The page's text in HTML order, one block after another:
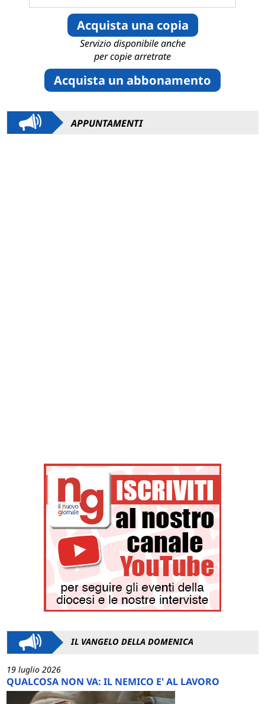
Acquista una copia
Servizio disponibile anche
per copie arretrate
Acquista un abbonamento
APPUNTAMENTI
IL VANGELO DELLA DOMENICA
19 luglio 2026
QUALCOSA NON VA: IL NEMICO E' AL LAVORO